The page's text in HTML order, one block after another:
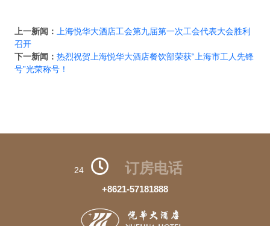
上一新闻：
上海悦华大酒店工会第九届第一次工会代表大会胜利
召开
下一新闻： 热烈祝贺上海悦华大酒店餐饮部荣获“上海市工人先锋
号”光荣称号！
24 订房电话
+8621-57181888